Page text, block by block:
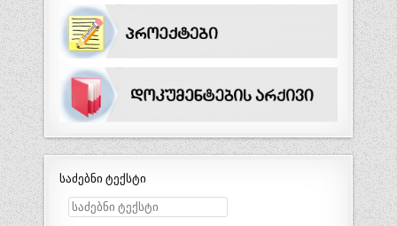
საძებნი ტექსტი